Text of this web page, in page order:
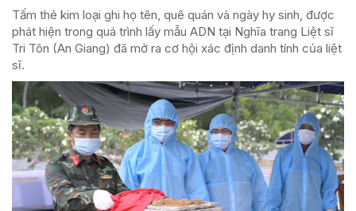
Tấm thẻ kim loại ghi họ tên, quê quán và ngày hy sinh, được
phát hiện trong quá trình lấy mẫu ADN tại Nghĩa trang Liệt sĩ
Tri Tôn (An Giang) đã mở ra cơ hội xác định danh tính của liệt
sĩ.